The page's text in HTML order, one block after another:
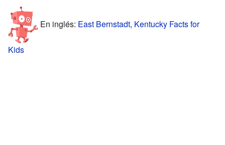
En inglés: East Bernstadt, Kentucky Facts for
Kids